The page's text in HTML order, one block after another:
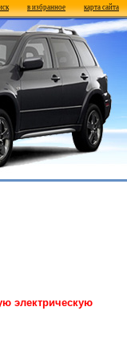
в избранное карта сайта
электрическую